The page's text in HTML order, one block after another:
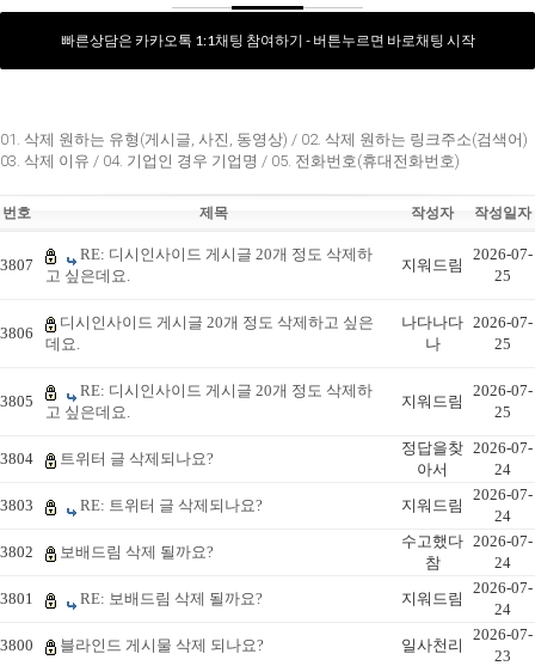
빠른상담은 카카오톡 1:1채팅 참여하기 - 버튼누르면 바로채팅 시작
01. 삭제 원하는 유형(게시글, 사진, 동영상) / 02. 삭제 원하는 링크주소(검색어)
03. 삭제 이유 / 04. 기업인 경우 기업명 / 05. 전화번호(휴대전화번호)
번호 제목 작성자 작성일자
3807
RE: 디시인사이드 게시글 20개 정도 삭제하
고 싶은데요.
지워드림
2026-07-
25
3806
디시인사이드 게시글 20개 정도 삭제하고 싶은
데요.
나다나다
나
2026-07-
25
3805
RE: 디시인사이드 게시글 20개 정도 삭제하
고 싶은데요.
지워드림
2026-07-
25
3804 트위터 글 삭제되나요?
정답을찾
아서
2026-07-
24
3803
RE: 트위터 글 삭제되나요? 지워드림
2026-07-
24
3802
보배드림 삭제 될까요?
수고했다
참
2026-07-
24
3801
RE: 보배드림 삭제 될까요? 지워드림
2026-07-
24
3800
블라인드 게시물 삭제 되나요? 일사천리
2026-07-
23